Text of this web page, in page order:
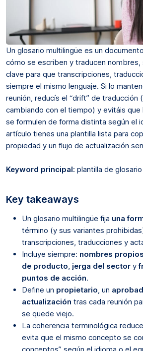
Un glosario multilingüe es un
cómo se escriben y traducen nombres,
clave para que transcripciones,
siempre el mismo lenguaje. Si lo
reunión, reducís el “drift” de traducción
cambiando con el tiempo) y evitáis que
se formulen de forma distinta según el
artículo tienes una plantilla lista para
propiedad y un flujo de actualización
Keyword principal: plantilla de
Key takeaways
Un glosario multilingüe fija una
término (y sus variantes
transcripciones, traducciones y
Incluye siempre: nombres propios
de producto jerga del sector y
puntos de acción.
Define un propietario , un
actualización tras cada reunión
se quede viejo.
La coherencia terminológica
evita que el mismo concepto se